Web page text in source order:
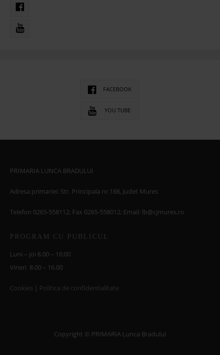
FACEBOOK
YOU TUBE
PRIMARIA LUNCA BRADULUI
Adresa primariei: Str. Principala nr.188, Judet Mures
Telefon 0265-558112; Fax 0265-558012; Email: lb@cjmures.ro
PROGRAM CU PUBLICUL
Luni – joi 8.00 – 16:00
Vineri 8.00 – 16.00
Cookies | Politica de confidentialitate
Copyright © PRIMARIA Lunca Bradului